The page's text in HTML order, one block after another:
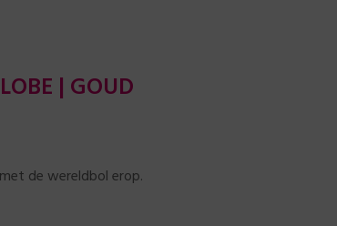
| GOUD
de wereldbol erop.